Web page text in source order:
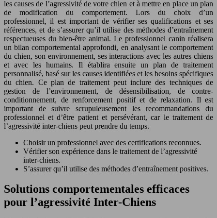
les causes de l’agressivité de votre chien et à mettre en place un plan
de modification du comportement. Lors du choix d’un
professionnel, il est important de vérifier ses qualifications et ses
références, et de s’assurer qu’il utilise des méthodes d’entraînement
respectueuses du bien-être animal. Le professionnel canin réalisera
un bilan comportemental approfondi, en analysant le comportement
du chien, son environnement, ses interactions avec les autres chiens
et avec les humains. Il établira ensuite un plan de traitement
personnalisé, basé sur les causes identifiées et les besoins spécifiques
du chien. Ce plan de traitement peut inclure des techniques de
gestion de l’environnement, de désensibilisation, de contre-
conditionnement, de renforcement positif et de relaxation. Il est
important de suivre scrupuleusement les recommandations du
professionnel et d’être patient et persévérant, car le traitement de
l’agressivité inter-chiens peut prendre du temps.
Choisir un professionnel avec des certifications reconnues.
Vérifier son expérience dans le traitement de l’agressivité
inter-chiens.
S’assurer qu’il utilise des méthodes d’entraînement positives.
Solutions comportementales efficaces
pour l’agressivité Inter-Chiens